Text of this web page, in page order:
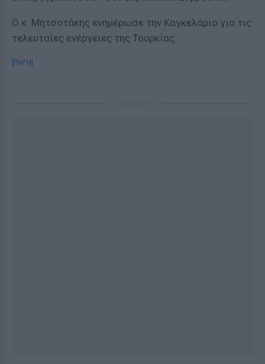
Ο κ. Μητσοτάκης ενημέρωσε την Καγκελάριο για τις
τελευταίες ενέργειες της Τουρκίας.
[ΠΗΓΗ]